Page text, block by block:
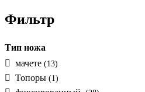
Фильтр
Тип ножа
мачете (13)
Топоры (1)